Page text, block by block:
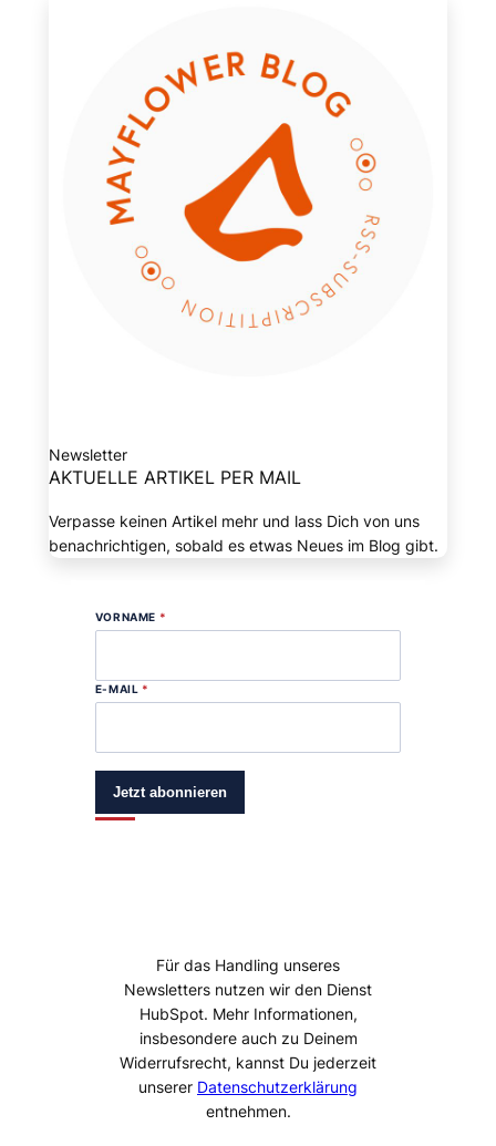
Newsletter
AKTUELLE ARTIKEL PER MAIL
Verpasse keinen Artikel mehr und lass Dich von uns
benachrichtigen, sobald es etwas Neues im Blog gibt.
VORNAME *
E-MAIL *
Jetzt abonnieren
Für das Handling unseres
Newsletters nutzen wir den Dienst
HubSpot. Mehr Informationen,
insbesondere auch zu Deinem
Widerrufsrecht, kannst Du jederzeit
unserer Datenschutzerklärung
entnehmen.